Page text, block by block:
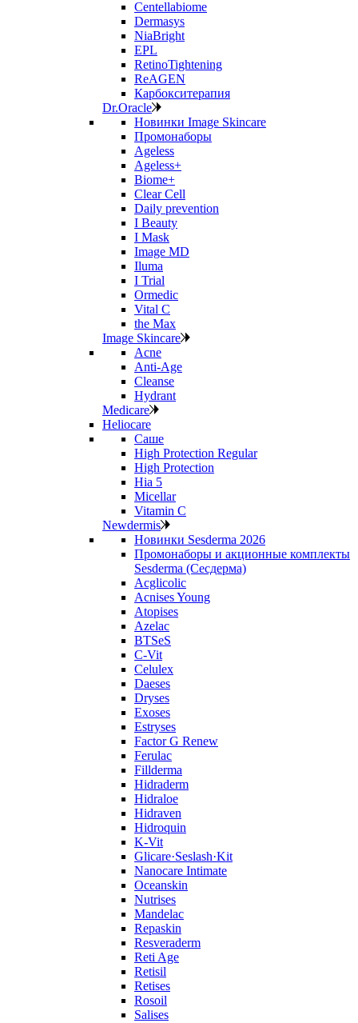
Centellabiome
Dermasys
NiaBright
EPL
RetinoTightening
ReAGEN
Карбокситерапия
Dr.Oracle
Новинки Image Skincare
Промонаборы
Ageless
Ageless+
Biome+
Clear Cell
Daily prevention
I Beauty
I Mask
Image MD
Iluma
I Trial
Ormedic
Vital C
the Max
Image Skincare
Acne
Anti‑Age
Cleanse
Hydrant
Medicare
Heliocare
Саше
High Protection Regular
High Protection
Hia 5
Micellar
Vitamin C
Newdermis
Новинки Sesderma 2026
Промонаборы и акционные комплекты
Sesderma (Сесдерма)
Acglicolic
Acnises Young
Atopises
Azelac
BTSeS
C‑Vit
Celulex
Daeses
Dryses
Exoses
Estryses
Factor G Renew
Ferulac
Fillderma
Hidraderm
Hidraloe
Hidraven
Hidroquin
K-Vit
Glicare·Seslash·Kit
Nanocare Intimate
Oceanskin
Nutrises
Mandelac
Repaskin
Resveraderm
Reti Age
Retisil
Retises
Rosoil
Salises